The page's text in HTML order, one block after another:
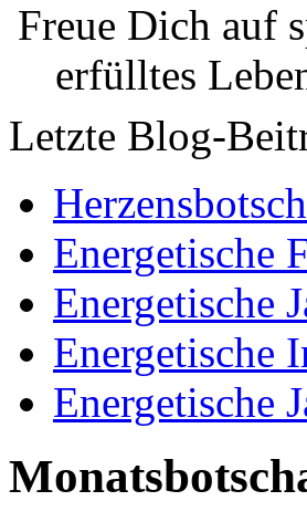
Freue Dich auf
erfülltes
Letzte Blog-
Energetische
Energetische
Energetische
Energetische